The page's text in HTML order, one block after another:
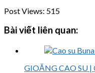
Post Views: 515
Bài viết liên quan:
GIOĂNG CAO SU |